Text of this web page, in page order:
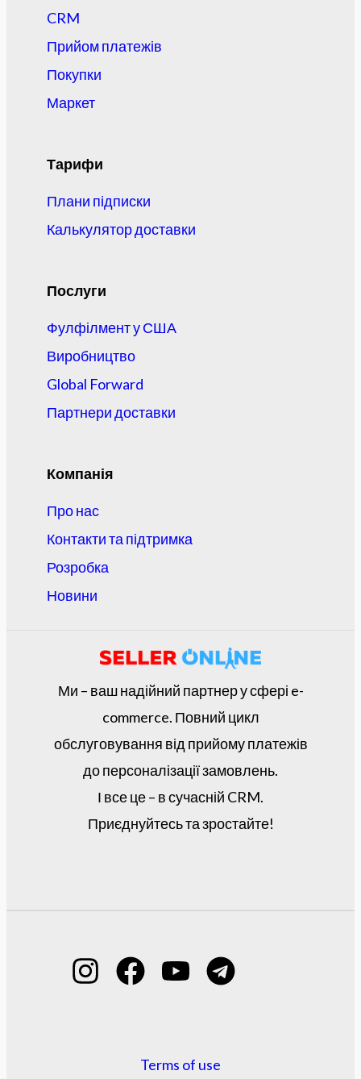
CRM
Прийом платежів
Покупки
Маркет
Тарифи
Плани підписки
Калькулятор доставки
Послуги
Фулфілмент у США
Виробництво
Global Forward
Партнери доставки
Компанія
Про нас
Контакти та підтримка
Розробка
Новини
Ми – ваш надійний партнер у сфері e-
commerce. Повний цикл
обслуговування від прийому платежів
до персоналізації замовлень.
І все це – в сучасній CRM.
Приєднуйтесь та зростайте!
Terms of use